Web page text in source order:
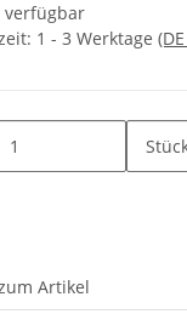
verfügbar
1 - 3 Werktage
Artikel